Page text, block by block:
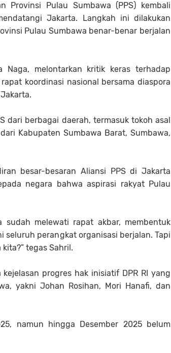
Provinsi Pulau Sumbawa (PPS) kembali
Jakarta. Langkah ini dilakukan
Pulau Sumbawa benar-benar berjalan
Naga, melontarkan kritik keras terhadap
koordinasi nasional bersama diaspora
dari berbagai daerah, termasuk tokoh asal
Kabupaten Sumbawa Barat, Sumbawa,
besar-besaran Aliansi PPS di Jakarta
negara bahwa aspirasi rakyat Pulau
sudah melewati rapat akbar, membentuk
seluruh perangkat organisasi berjalan. Tapi
tegas Sahril.
progres hak inisiatif DPR RI yang
yakni Johan Rosihan, Mori Hanafi, dan
namun hingga Desember 2025 belum